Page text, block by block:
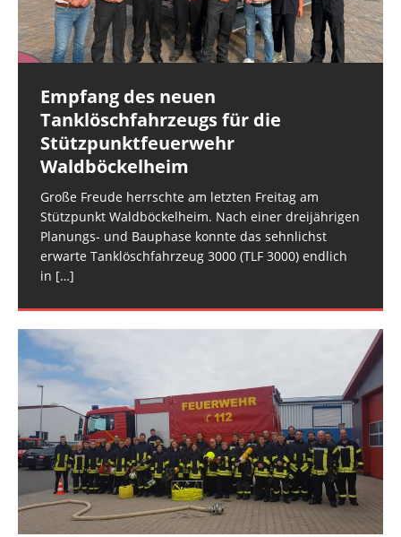
Empfang des neuen
Tanklöschfahrzeugs für die
Stützpunktfeuerwehr
Waldböckelheim
Große Freude herrschte am letzten Freitag am
Stützpunkt Waldböckelheim. Nach einer dreijährigen
Planungs- und Bauphase konnte das sehnlichst
erwarte Tanklöschfahrzeug 3000 (TLF 3000) endlich
in […]
Rüdesheim: Notfalltüröffnung
Die Rüdesheimer Feuerwehr wurde am
Mittwochmorgen zu einer Notfalltüröffnung in der
Rüdesheimer Ortslage alarmiert. (rg) Bildquelle:
Rüdesheim: Wasser in Stromkasten
Im Keller eines Mehrfamilienhauses im Rüdesheimer
Schlittweg stand am Dienstagmittag ein
Stromverteilkasten unter Wasser. Ursache war ein
Obergeschoss. Für[…]
und der FEZ Rüdesheim am Montagabend. Es
handelte sich
[…]
und Polizei. Gegen 16:30 Uhr erfolgte die
überörtliche Anforderung der
[…]